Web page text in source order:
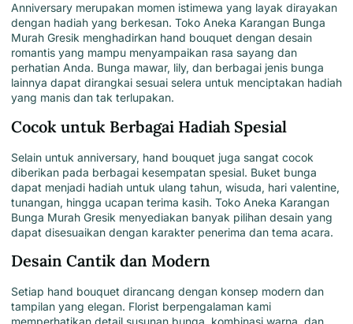
Anniversary merupakan momen istimewa yang layak dirayakan
dengan hadiah yang berkesan. Toko Aneka Karangan Bunga
Murah Gresik menghadirkan hand bouquet dengan desain
romantis yang mampu menyampaikan rasa sayang dan
perhatian Anda. Bunga mawar, lily, dan berbagai jenis bunga
lainnya dapat dirangkai sesuai selera untuk menciptakan hadiah
yang manis dan tak terlupakan.
Cocok untuk Berbagai Hadiah Spesial
Selain untuk anniversary, hand bouquet juga sangat cocok
diberikan pada berbagai kesempatan spesial. Buket bunga
dapat menjadi hadiah untuk ulang tahun, wisuda, hari valentine,
tunangan, hingga ucapan terima kasih. Toko Aneka Karangan
Bunga Murah Gresik menyediakan banyak pilihan desain yang
dapat disesuaikan dengan karakter penerima dan tema acara.
Desain Cantik dan Modern
Setiap hand bouquet dirancang dengan konsep modern dan
tampilan yang elegan. Florist berpengalaman kami